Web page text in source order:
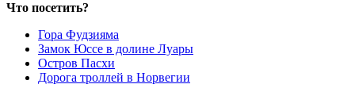
Что посетить?
Гора Фудзияма
Замок Юссе в долине Луары
Остров Пасхи
Дорога троллей в Норвегии